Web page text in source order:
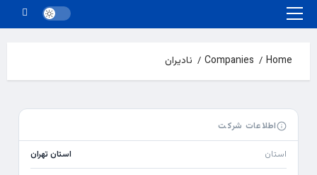
Primary
Home
Companies نادیران
اطلاعات شرکت
استان استان تهران